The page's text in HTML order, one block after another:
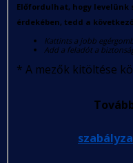
Előfordulhat, hogy levelünk
érdekében, tedd a
Kattints a jobb
Add a feladót a
* A mezők kitöltése